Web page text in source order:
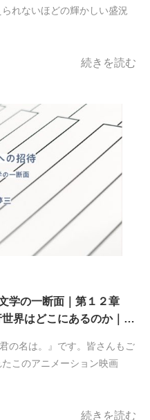
れないほどの輝かしい盛況
続きを読む
学の一断面｜第１２章
界はどこにあるのか｜…
の名は。』です。皆さんもご
このアニメーション映画
続きを読む